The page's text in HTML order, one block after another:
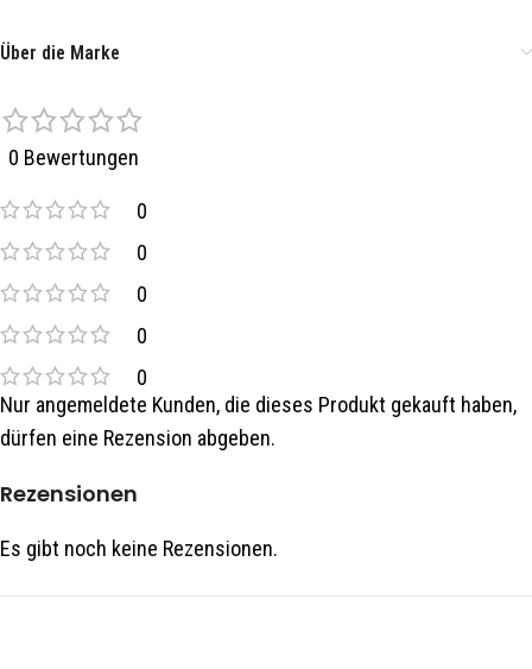
Über die Marke
0 Bewertungen
0
0
0
0
0
Rezensionen
Es gibt noch keine Rezensionen.
Nur angemeldete Kunden, die dieses Produkt gekauft haben,
dürfen eine Rezension abgeben.